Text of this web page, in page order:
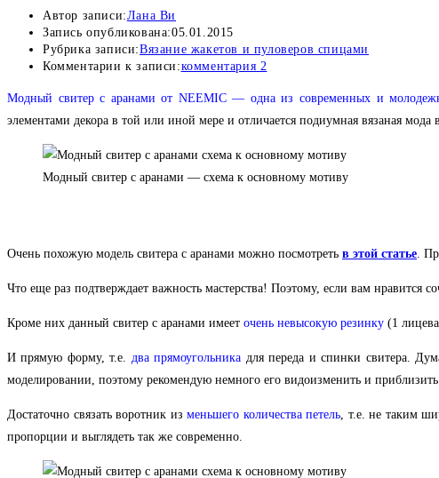
Автор записи:Лана Ви
Запись опубликована:05.01.2015
Рубрика записи:Вязание жакетов и пуловеров спицами
Комментарии к записи:комментария 2
Модный свитер с аранами от NEEMIC— одна из современных и
элементами декора в той или иной мере и отличается подиумная вязаная мода
Модный свитер с аранами — схема к основному мотиву
Очень похожую модель свитера с аранами можно посмотреть в этой статье.
Что еще раз подтверждает важность мастерства! Поэтому, если вам нравится
Кроме них данный свитер с аранами имеет очень невысокую резинку (1
И прямую форму, т.е. два прямоугольника для переда и спинки свитера.
моделировании, поэтому рекомендую немного его видоизменить и
Достаточно связать воротник из меньшего количества петель, т.е. не таким
пропорции и выглядеть так же современно.